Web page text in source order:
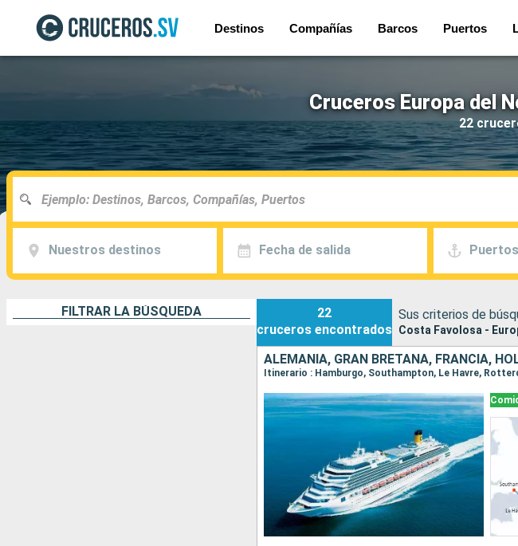
Destinos Compañías Barcos Puertos
Cruceros Europa del
22
Nuestros destinos Fecha de salida Puertos
FILTRAR LA BÚSQUEDA
22
cruceros encontrados
Sus criterios de
Costa Favolosa -
ALEMANIA, GRAN BRETAÑA, FRANCIA,
Itinerario : Hamburgo, Southampton, Le Havre,